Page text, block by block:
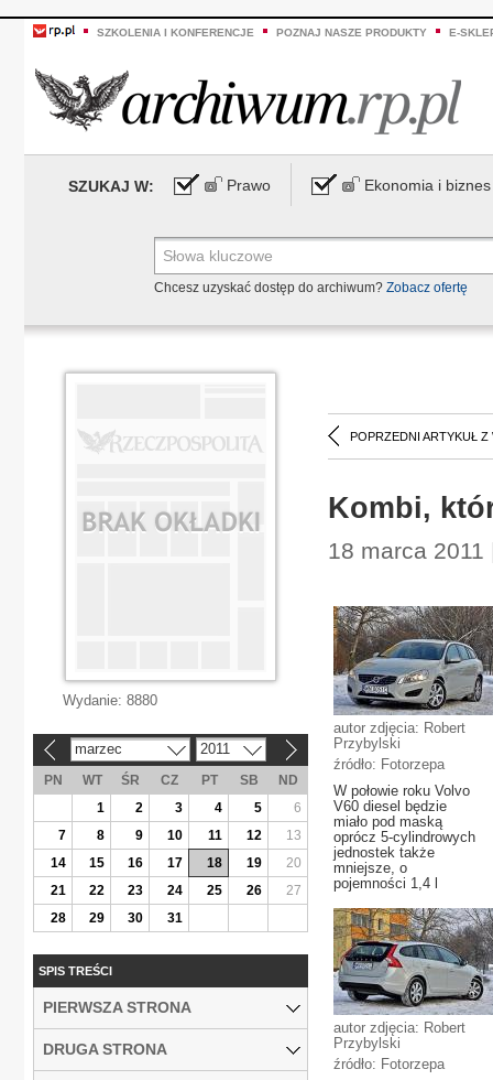
SZKOLENIA I KONFERENCJE POZNAJ NASZE PRODUKTY E-
SZUKAJ W: Prawo Ekonomia i biznes
Chcesz uzyskać dostęp do archiwum? Zobacz ofertę
POPRZEDNI ARTYKUŁ Z
Kombi,
18 marca
autor zdjęcia: Robert
Przybylski
źródło: Fotorzepa
W połowie roku Volvo
V60 diesel będzie
miało pod maską
oprócz 5-cylindrowych
jednostek także
mniejsze, o
pojemności 1,4 l
autor zdjęcia: Robert
Przybylski
źródło: Fotorzepa
Wydanie: 8880
marzec 2011
PN WT ŚR CZ PT SB
ND
1
2 3 4 5
6
7
8 9 10 11 12
13
14
15 16 17 18 19
20
21
22 23 24 25 26
27
28
29 30 31
SPIS TREŚCI
PIERWSZA STRONA
DRUGA STRONA